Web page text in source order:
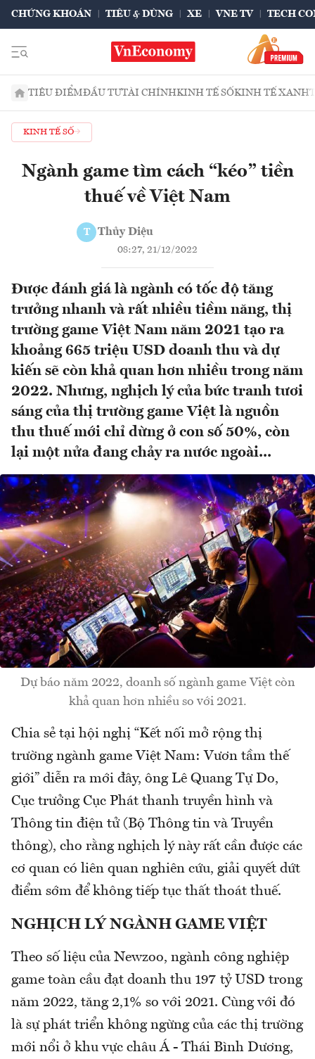
CHỨNG KHOÁN TIÊU & DÙNG XE VNE TV TECH
TIÊU ĐIỂMĐẦU TƯTÀI CHÍNHKINH TẾ SỐKINH TẾ XANH
KINH TẾ SỐ
Ngành game tìm cách “kéo” tiền
thuế về Việt Nam
T Thủy Diệu
08:27, 21/12/2022
Được đánh giá là ngành có tốc độ tăng
trưởng nhanh và rất nhiều tiềm năng, thị
trường game Việt Nam năm 2021 tạo ra
khoảng 665 triệu USD doanh thu và dự
kiến sẽ còn khả quan hơn nhiều trong năm
2022. Nhưng, nghịch lý của bức tranh tươi
sáng của thị trường game Việt là nguồn
thu thuế mới chỉ dừng ở con số 50%, còn
lại một nửa đang chảy ra nước ngoài...
Dự báo năm 2022, doanh số ngành game Việt còn
khả quan hơn nhiều so với 2021.
Chia sẻ tại hội nghị “Kết nối mở rộng thị
trường ngành game Việt Nam: Vươn tầm thế
giới” diễn ra mới đây, ông Lê Quang Tự Do,
Cục trưởng Cục Phát thanh truyền hình và
Thông tin điện tử (Bộ Thông tin và Truyền
thông), cho rằng nghịch lý này rất cần được các
cơ quan có liên quan nghiên cứu, giải quyết dứt
điểm sớm để không tiếp tục thất thoát thuế.
NGHỊCH LÝ NGÀNH GAME VIỆT
Theo số liệu của Newzoo, ngành công nghiệp
game toàn cầu đạt doanh thu 197 tỷ USD trong
năm 2022, tăng 2,1% so với 2021. Cùng với đó
là sự phát triển không ngừng của các thị trường
mới nổi ở khu vực châu Á - Thái Bình Dương,